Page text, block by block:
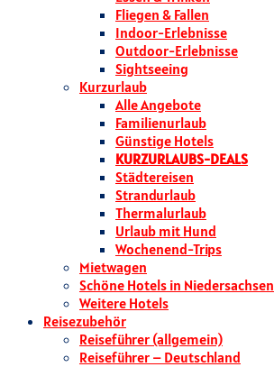
Fliegen & Fallen
Indoor-Erlebnisse
Outdoor-Erlebnisse
Sightseeing
Kurzurlaub
Alle Angebote
Familienurlaub
Günstige Hotels
KURZURLAUBS-DEALS
Städtereisen
Strandurlaub
Thermalurlaub
Urlaub mit Hund
Wochenend-Trips
Mietwagen
Schöne Hotels in Niedersachsen
Weitere Hotels
Reisezubehör
Reiseführer (allgemein)
Reiseführer – Deutschland